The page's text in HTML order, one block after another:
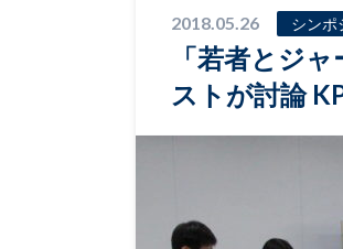
2018.05.26 シンポ
「若者とジ
ストが討論